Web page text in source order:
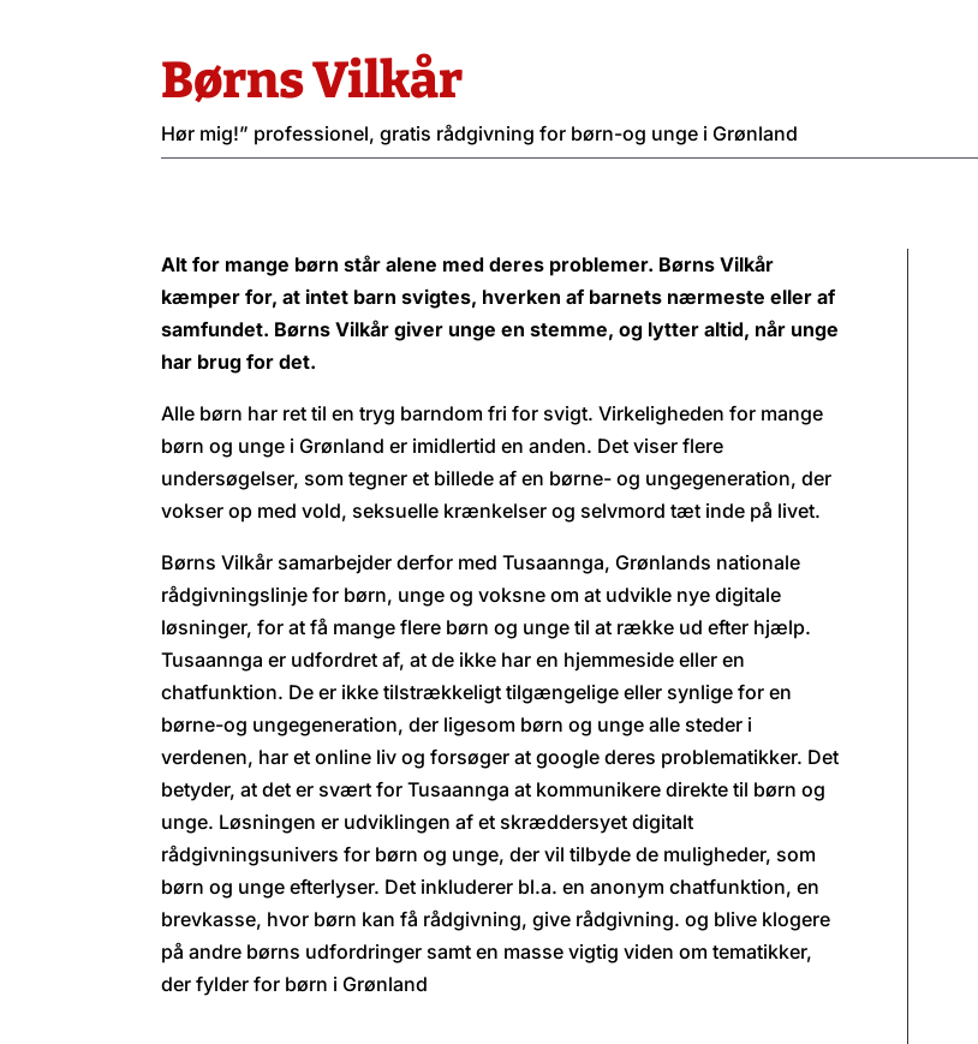
Børns Vilkår
Hør mig!” professionel, gratis rådgivning for børn-og unge i Grønland
Alt for mange børn står alene med deres problemer. Børns Vilkår
kæmper for, at intet barn svigtes, hverken af barnets nærmeste eller af
samfundet. Børns Vilkår giver unge en stemme, og lytter altid, når unge
har brug for det.
Alle børn har ret til en tryg barndom fri for svigt. Virkeligheden for mange
børn og unge i Grønland er imidlertid en anden. Det viser flere
undersøgelser, som tegner et billede af en børne- og ungegeneration, der
vokser op med vold, seksuelle krænkelser og selvmord tæt inde på livet.
Børns Vilkår samarbejder derfor med Tusaannga, Grønlands nationale
rådgivningslinje for børn, unge og voksne om at udvikle nye digitale
løsninger, for at få mange flere børn og unge til at række ud efter hjælp.
Tusaannga er udfordret af, at de ikke har en hjemmeside eller en
chatfunktion. De er ikke tilstrækkeligt tilgængelige eller synlige for en
børne-og ungegeneration, der ligesom børn og unge alle steder i
verdenen, har et online liv og forsøger at google deres problematikker. Det
betyder, at det er svært for Tusaannga at kommunikere direkte til børn og
unge. Løsningen er udviklingen af et skræddersyet digitalt
rådgivningsunivers for børn og unge, der vil tilbyde de muligheder, som
børn og unge efterlyser. Det inkluderer bl.a. en anonym chatfunktion, en
brevkasse, hvor børn kan få rådgivning, give rådgivning. og blive klogere
på andre børns udfordringer samt en masse vigtig viden om tematikker,
der fylder for børn i Grønland